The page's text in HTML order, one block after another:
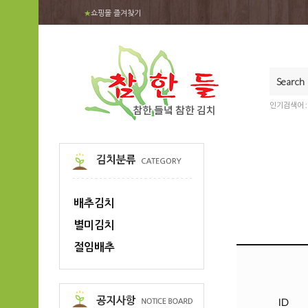
★쇼핑몰 즐겨찾기
인기검색어 :
배추김치
별미김치
절임배추
ID